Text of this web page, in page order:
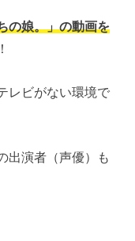
の娘。」の動画を
レビがない環境で
出演者（声優）も